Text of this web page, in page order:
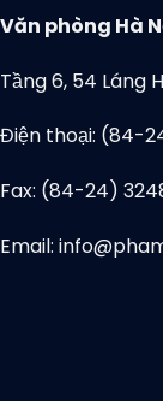
Văn phòng Hà
Tầng 6, 54 Láng
Điện thoại: (84-
Fax: (84-24)
Email: